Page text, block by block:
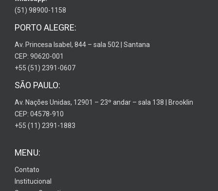
(51) 98900-1158
PORTO ALEGRE:
Av. Princesa Isabel, 844 – sala 502 | Santana
CEP: 90620-001
+55 (51) 2391-0607
SÃO PAULO:
Av. Nações Unidas, 12901 – 23º andar – sala 138 | Brooklin
CEP: 04578-910
+55 (11) 2391-1883
MENU:
Contato
Institucional